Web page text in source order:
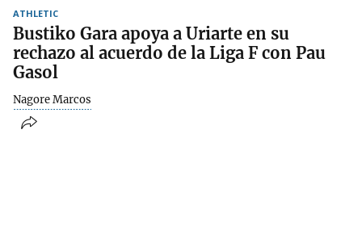
ATHLETIC
Bustiko Gara apoya a Uriarte en su
rechazo al acuerdo de la Liga F con Pau
Gasol
Nagore Marcos